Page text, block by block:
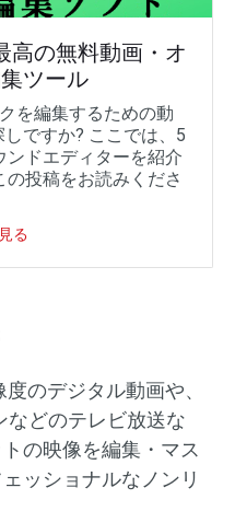
高の無料動画・オ
ツール
を編集するための動
ですか? ここでは、5
ドエディターを紹介
投稿をお読みくださ
る
のデジタル動画や、
などのテレビ放送な
の映像を編集・マス
ッショナルなノンリ